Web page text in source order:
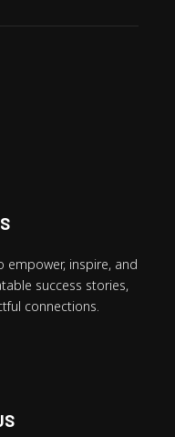
empower, inspire, and
success stories,
connections.